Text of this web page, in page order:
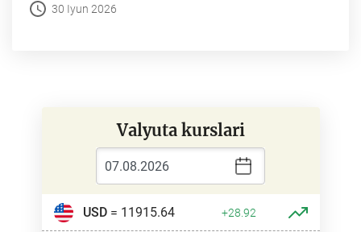
30 Iyun 2026
Valyuta kurslari
USD= 11915.64 +28.92